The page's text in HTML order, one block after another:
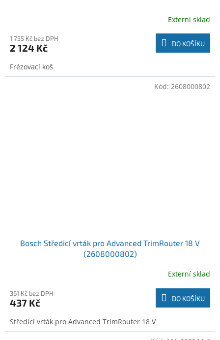
Externí sklad
1 755 Kč bez DPH
2 124 Kč DO KOŠÍKU
Frézovací koš
Bosch Středicí vrták pro Advanced TrimRouter 18 V
(2608000802)
Externí sklad
361 Kč bez DPH
437 Kč DO KOŠÍKU
Středicí vrták pro Advanced TrimRouter 18 V
Kód: 2608000802